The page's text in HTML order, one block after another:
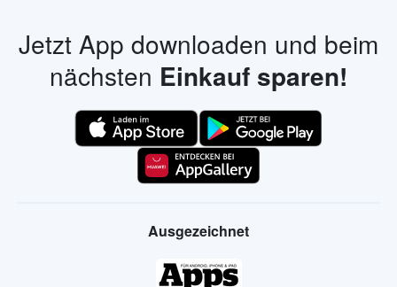
Jetzt App downloaden und beim
nächsten Einkauf sparen!
Ausgezeichnet